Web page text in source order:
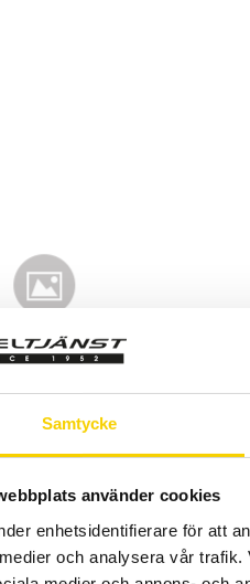
Samtycke
använder cookies
enhetsidentifierare för att
och analysera vår trafik.